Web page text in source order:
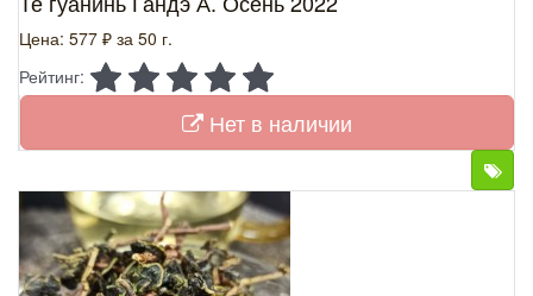
Цена: 577 ₽ за 50 г.
Рейтинг:
Нет в наличии